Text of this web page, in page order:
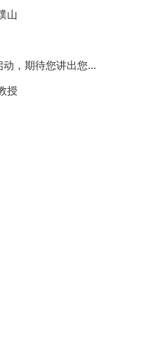
山
动，期待您讲出您...
授